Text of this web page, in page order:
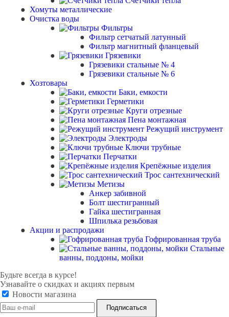
Хомуты металлические
Очистка воды
Фильтры
Фильтр сетчатый латунный
Фильтр магнитный фланцевый
Грязевики
Грязевики стальные № 4
Грязевики стальные № 6
Хозтовары
Баки, емкости
Герметики
Круги отрезные
Пена монтажная
Режущий инструмент
Электроды
Ключи трубные
Перчатки
Крепёжные изделия
Трос сантехнический
Метизы
Анкер забивной
Болт шестигранный
Гайка шестигранная
Шпилька резьбовая
Акции и распродажи
Гофрированная труба
Стальные
ванны, поддоны, мойки
Будьте всегда в курсе!
Узнавайте о скидках и акциях первым
Новости магазина